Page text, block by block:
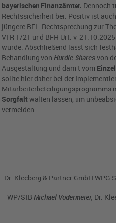
bayerischen Finanzämter. Dennoch
Rechtssicherheit bei. Positiv ist
jüngere BFH-Rechtsprechung zur
VI R 1/21 und BFH Urt. v.
wurde. Abschließend lässt sich
Behandlung vonHurdle-Sharesvon
Ausgestaltung und damit vom
sollte hier daher bei der
Mitarbeiterbeteiligungsprogramms
Sorgfaltwalten lassen, um
vermeiden.
Dr. Kleeberg & Partner GmbH WPG
WP/StB Michael Vodermeier, Dr.